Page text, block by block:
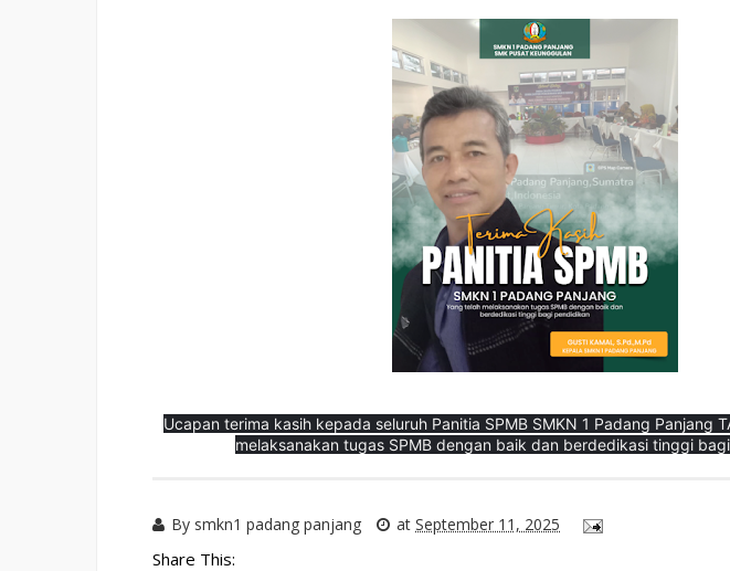
Ucapan terima kasih kepada seluruh Panitia SPMB SMKN 1 Padang Panjang
melaksanakan tugas SPMB dengan baik dan berdedikasi tinggi
By smkn1 padang panjang at September 11, 2025
Share This: